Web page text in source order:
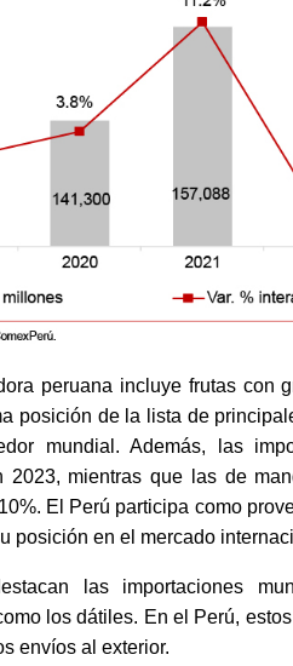
peruana incluye frutas con
posición de la lista de
mundial. Además, las
2023, mientras que las de
El Perú participa como
posición en el mercado
las importaciones
los dátiles. En el Perú,
envíos al exterior.